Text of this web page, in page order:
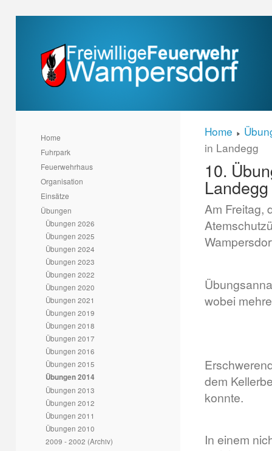
Home
Fuhrpark
Feuerwehrhaus
Organisation
Einsätze
Übungen
Übungen 2026
Übungen 2025
Übungen 2024
Übungen 2023
Übungen 2022
Übungen 2020
Übungen 2021
Übungen 2019
Übungen 2018
Übungen 2017
Übungen 2016
Übungen 2015
Übungen 2014
Übungen 2013
Übungen 2012
Übungen 2011
Übungen 2010
2009 - 2002 (Archiv)
Home
in Landegg
10.
Landegg
Am Freitag,
wobei
dem
konnte.
In einem